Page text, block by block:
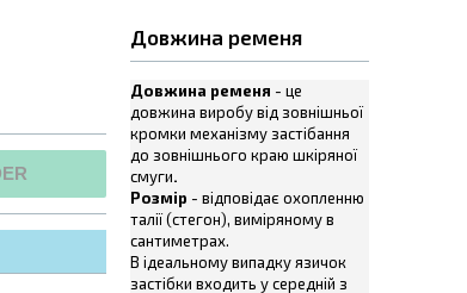
Довжина ременя
Довжина ременя - це
довжина виробу від зовнішньої
кромки механізму застібання
до зовнішнього краю шкіряної
смуги.
Розмір - відповідає охопленню
талії (стегон), виміряному в
сантиметрах.
В ідеальному випадку язичок
застібки входить у середній з